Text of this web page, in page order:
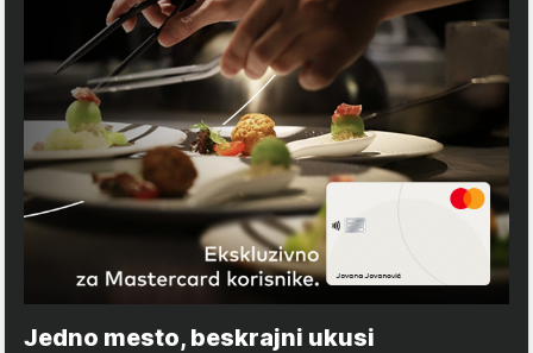
Jedno mesto, beskrajni ukusi